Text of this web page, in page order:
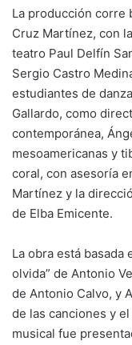
La producción corre
Cruz Martínez, con
teatro Paul Delfín
Sergio Castro
estudiantes de
Gallardo, como
contemporánea,
mesoamericanas y
coral, con asesoría
Martínez y la
de Elba Emicente.
La obra está basada
olvida” de Antonio
de Antonio Calvo, y
de las canciones y
musical fue